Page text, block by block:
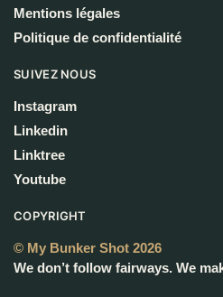
Mentions légales
Politique de confidentialité
SUIVEZ NOUS
Instagram
Linkedin
Linktree
Youtube
COPYRIGHT
© My Bunker Shot 2026
We don’t follow fairways. We